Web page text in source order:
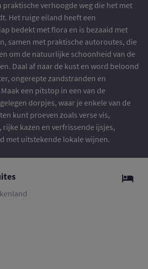
verhoogde weg die het met
Het ruige eiland heeft een
bedekt met flora en is bezaaid met
samen met praktische autoroutes, die
om de natuurlijke schoonheid van de
Daal af naar de kust en word beloond
ongerepte zandstranden en
een pitstop in een van de
dorpjes, waar je enkele van de
kunt proeven zoals verse vis,
kazen en verfrissende ijsjes,
met uitstekende lokale wijnen.